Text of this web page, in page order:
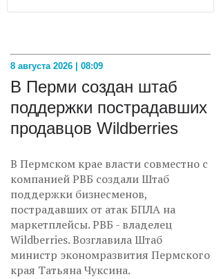
8 августа 2026 | 08:09
В Перми создан штаб
поддержки пострадавших
продавцов Wildberries
В Пермском крае власти совместно с
компанией РВБ создали Штаб
поддержки бизнесменов,
пострадавших от атак БПЛА на
маркетплейсы. РВБ - владелец
Wildberries. Возглавила Штаб
министр экономразвития Пермского
края Татьяна Чуксина.